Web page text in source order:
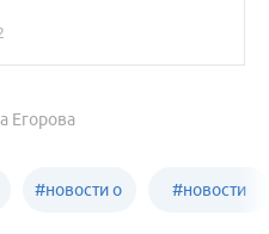
Егорова
#новости о #новости